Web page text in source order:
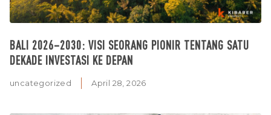
BALI 2026–2030: VISI SEORANG PIONIR TENTANG SATU
DEKADE INVESTASI KE DEPAN
uncategorized April 28, 2026